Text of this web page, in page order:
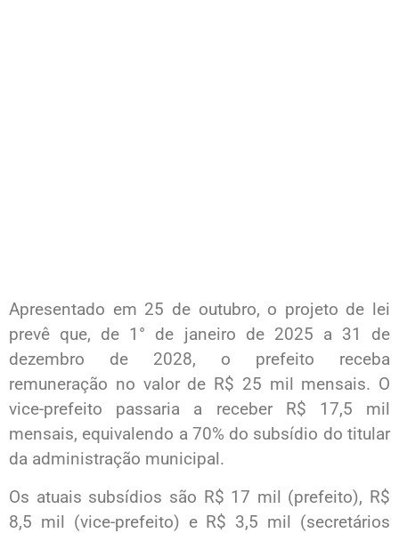
Apresentado em 25 de outubro, o projeto de lei
prevê que, de 1° de janeiro de 2025 a 31 de
dezembro de 2028, o prefeito receba
remuneração no valor de R$ 25 mil mensais. O
vice-prefeito passaria a receber R$ 17,5 mil
mensais, equivalendo a 70% do subsídio do titular
da administração municipal.
Os atuais subsídios são R$ 17 mil (prefeito), R$
8,5 mil (vice-prefeito) e R$ 3,5 mil (secretários